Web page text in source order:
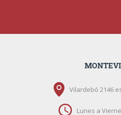
Vilardebó 2146
Lunes a